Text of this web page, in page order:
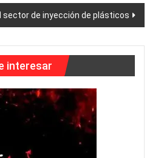
sector de inyección de plásticos
interesar